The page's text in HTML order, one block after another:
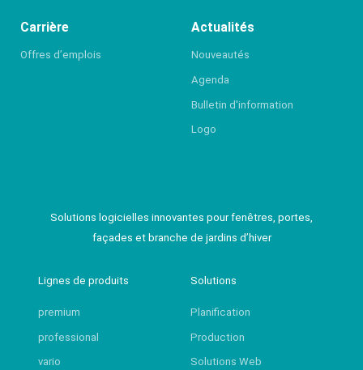
Carrière
Offres d’emplois
Actualités
Nouveautés
Agenda
Bulletin d'information
Logo
Solutions logicielles innovantes pour fenêtres, portes,
façades et branche de jardins d’hiver
Lignes de produits
premium
professional
vario
Solutions
Planification
Production
Solutions Web